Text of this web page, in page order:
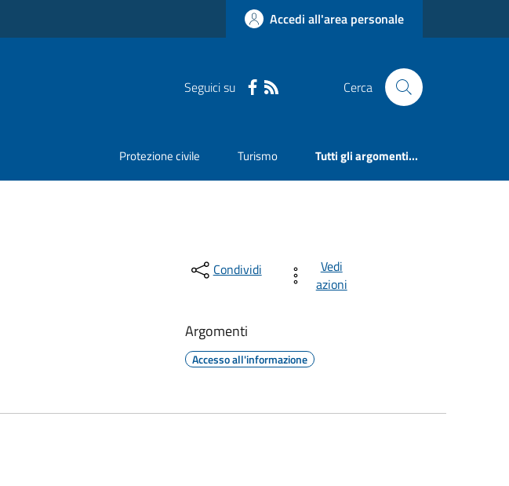
Accedi all'area personale
Seguici su Cerca
Protezione civile Turismo Tutti gli argomenti...
Condividi
Vedi
azioni
Argomenti
Accesso all'informazione